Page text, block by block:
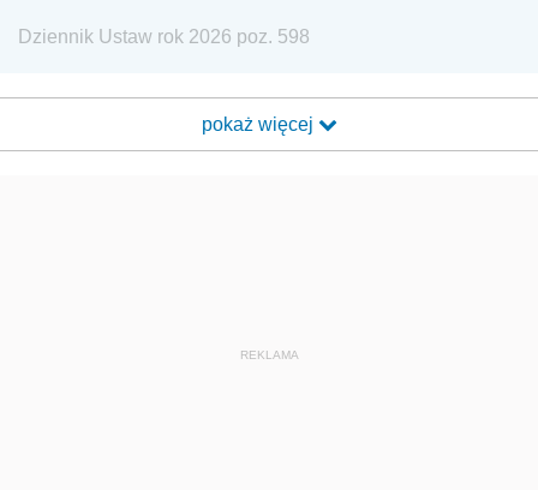
Dziennik Ustaw rok 2026 poz. 598
pokaż więcej
REKLAMA